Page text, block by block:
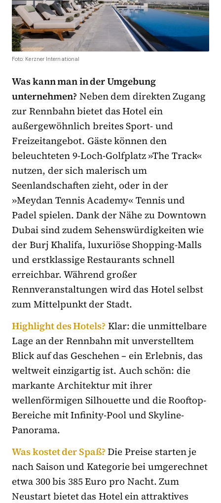
Foto: Kerzner International
Was kann man inder Umgebung
unternehmen? Neben dem direkten Zugang
zur Rennbahn bietet das Hotel ein
außergewöhnlich breites Sport- und
Freizeitangebot. Gäste können den
beleuchteten 9-Loch-Golfplatz »The Track«
nutzen, der sich malerisch um
Seenlandschaften zieht, oder in der
»Meydan Tennis Academy« Tennis und
Padel spielen. Dank der Nähe zu Downtown
Dubai sind zudem Sehenswürdigkeiten wie
der Burj Khalifa, luxuriöse Shopping-Malls
und erstklassige Restaurants schnell
erreichbar. Während großer
Rennveranstaltungen wird das Hotel selbst
zum Mittelpunkt der Stadt.
Highlight des Hotels? Klar: die unmittelbare
Lage an der Rennbahn mit unverstelltem
Blick auf das Geschehen – ein Erlebnis, das
weltweit einzigartig ist. Auch schön: die
markante Architektur mit ihrer
wellenförmigen Silhouette und die Rooftop-
Bereiche mit Infinity-Pool und Skyline-
Panorama.
Was kostet der Spaß?Die Preise starten je
nach Saison und Kategorie bei umgerechnet
etwa 300 bis 385 Euro pro Nacht. Zum
Neustart bietet das Hotel ein attraktives